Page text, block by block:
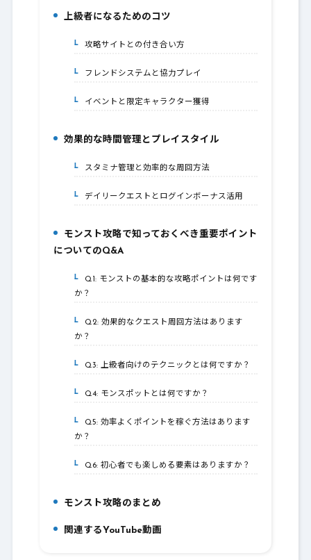
3.上級者になるためのコツ
3-1.攻略サイトとの付き合い方
3-2.フレンドシステムと協力プレイ
3-3.イベントと限定キャラクター獲得
4.効果的な時間管理とプレイスタイル
4-1.スタミナ管理と効率的な周回方法
4-2.デイリークエストとログインボーナス活用
モンスト攻略で知っておくべき重要ポイント
についてのQ&A
5-1.Q1: モンストの基本的な攻略ポイントは何です
か？
5-2.Q2: 効果的なクエスト周回方法はあります
か？
5-3.Q3: 上級者向けのテクニックとは何ですか？
5-4.Q4: モンスポットとは何ですか？
5-5.Q5: 効率よくポイントを稼ぐ方法はあります
か？
5-6.Q6: 初心者でも楽しめる要素はありますか？
モンスト攻略のまとめ
関連するYouTube動画